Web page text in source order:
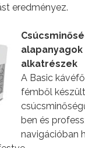
eredményez.
alapanyagok
alkatrészek
A Basic
fémből
ben és
navigációban